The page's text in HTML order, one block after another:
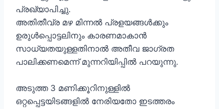
പ്രഖ്യാപിച്ചു.
അതിതീവ്ര മഴ മിന്നൽ പ്രളയങ്ങൾക്കും
ഉരുൾപ്പൊട്ടലിനും കാരണമാകാൻ
സാധ്യതയുള്ളതിനാൽ അതീവ ജാഗ്രത
പാലിക്കണമെന്ന് മുന്നറിയിപ്പിൽ പറയുന്നു.
അടുത്ത 3 മണിക്കൂറിനുള്ളിൽ
ഒറ്റപ്പെട്ടയിടങ്ങളിൽ നേരിയതോ ഇടത്തരം